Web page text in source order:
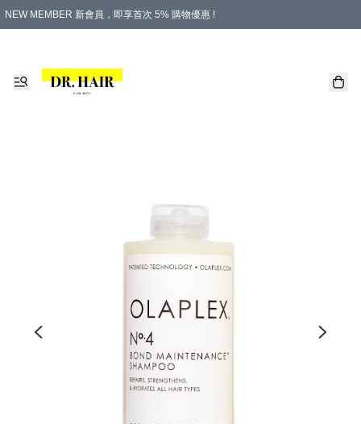
NEW MEMBER 新會員，即享首次 5% 購物優惠 !